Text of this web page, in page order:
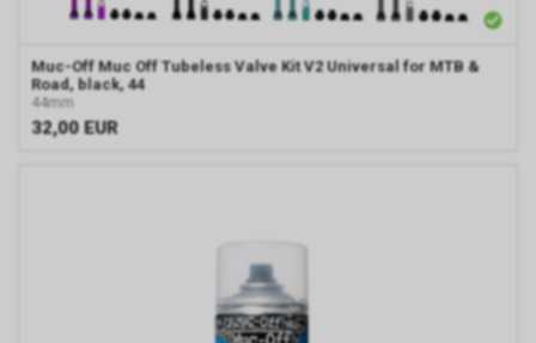
Muc-Off Muc Off Tubeless Valve Kit V2 Universal for MTB &
Road, black, 44
44mm
32,00 EUR